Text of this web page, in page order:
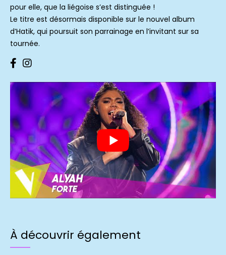
pour elle, que la liégoise s’est distinguée !
Le titre est désormais disponible sur le nouvel album
d’Hatik, qui poursuit son parrainage en l’invitant sur sa
tournée.
À découvrir également